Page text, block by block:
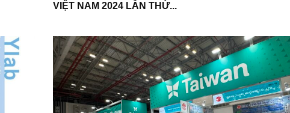
VIỆT NAM 2024 LẦN THỨ...